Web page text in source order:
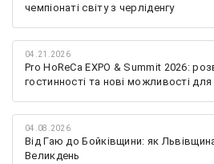
чемпіонаті світу з черліденгу
04.21.2026
Pro HoReCa EXPO & Summit 2026:
гостинності та нові можливості для
04.08.2026
Від Гаю до Бойківщини: як
Великдень